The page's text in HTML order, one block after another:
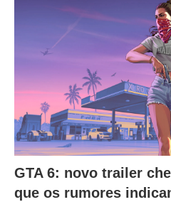
GTA 6: novo trailer
que os rumores